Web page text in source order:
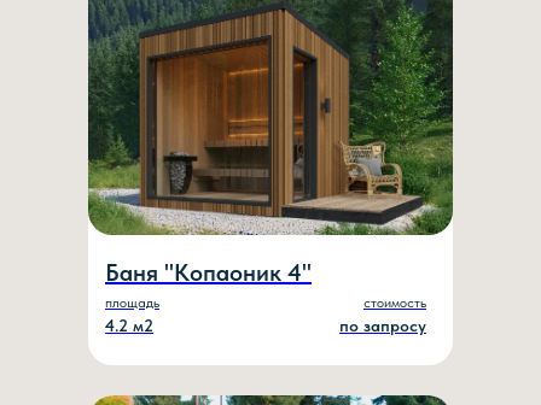
Баня "Копаоник 4"
площадь
4.2 м2
стоимость
по запросу